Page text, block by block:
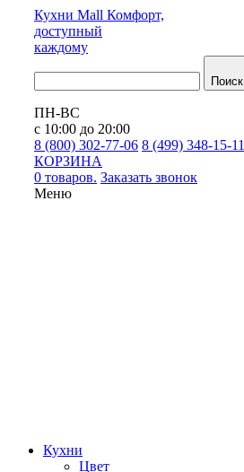
Кухни Mall Комфорт,
доступный
каждому
Поиск
ПН-ВС
с 10:00 до 20:00
8 (800) 302-77-06 8 (499) 348-15-11
КОРЗИНА
0 товаров. Заказать звонок
Меню
Кухни
Цвет